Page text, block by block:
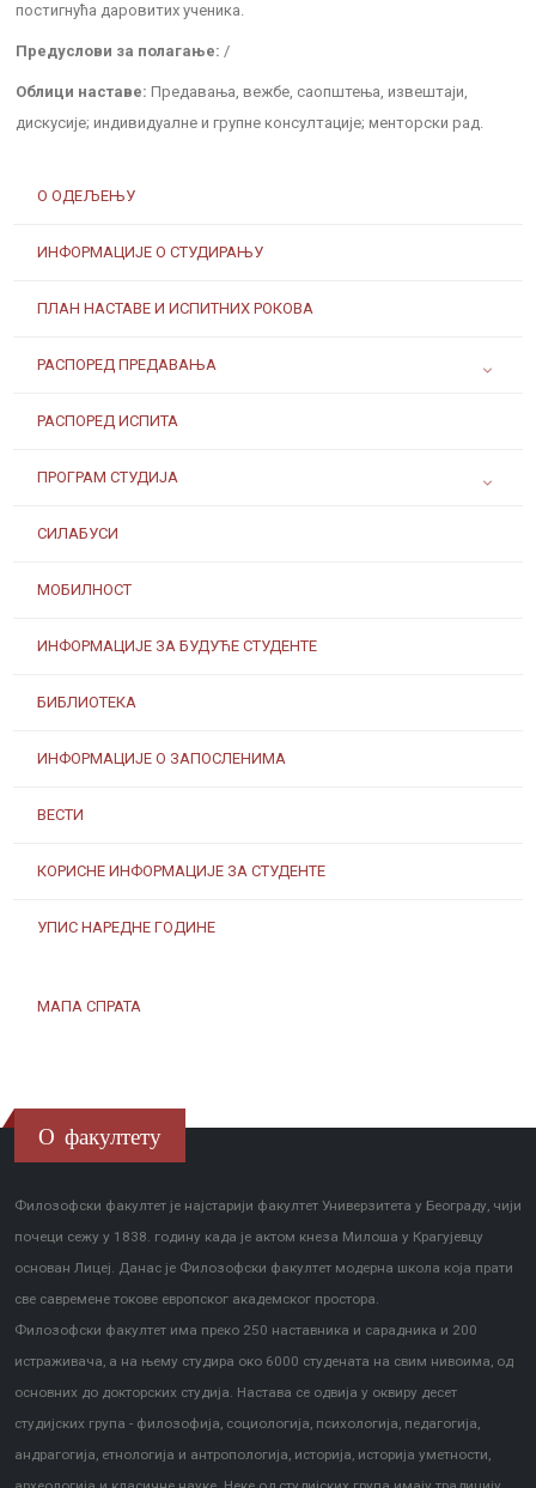
О ОДЕЉЕЊУ
ИНФОРМАЦИЈЕ О СТУДИРАЊУ
ПЛАН НАСТАВЕ И ИСПИТНИХ РОКОВА
РАСПОРЕД ПРЕДАВАЊА
РАСПОРЕД ИСПИТА
ПРОГРАМ СТУДИЈА
СИЛАБУСИ
МОБИЛНОСТ
ИНФОРМАЦИЈЕ ЗА БУДУЋЕ СТУДЕНТЕ
БИБЛИОТЕКА
ИНФОРМАЦИЈЕ О ЗАПОСЛЕНИМА
ВЕСТИ
КОРИСНЕ ИНФОРМАЦИЈЕ ЗА СТУДЕНТЕ
УПИС НАРЕДНЕ ГОДИНЕ
МАПА СПРАТА
постигнућа даровитих ученика.
Предуслови за полагање: /
Облици наставе: Предавања, вежбе, саопштења, извештаји,
дискусије; индивидуалне и групне консултације; менторски рад.
О факултету
Филозофски факултет је најстарији факултет Универзитета у Београду, чији
почеци сежу у 1838. годину када је актом кнеза Милоша у Крагујевцу
основан Лицеј. Данас је Филозофски факултет модерна школа која прати
све савремене токове европског академског простора.
Филозофски факултет има преко 250 наставника и сарадника и 200
истраживача, а на њему студира око 6000 студената на свим нивоима, од
основних до докторских студија. Настава се одвија у оквиру десет
студијских група - филозофија, социологија, психологија, педагогија,
андрагогија, етнологија и антропологија, историја, историја уметности,